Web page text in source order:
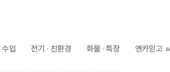
수입 전기 · 친환경 화물 · 특장 엔카믿고